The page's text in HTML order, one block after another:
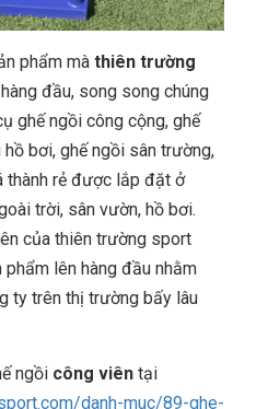
phẩm mà thiên trường
đầu, song song chúng
ghế ngồi công cộng, ghế
bơi, ghế ngồi sân trường,
thành rẻ được lắp đặt ở
trời, sân vườn, hồ bơi.
của thiên trường sport
lên hàng đầu nhằm
ty trên thị trường bấy lâu
ngồi công viên tại
danh-muc/89-ghe-